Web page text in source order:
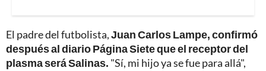
El padre del futbolista,Juan Carlos Lampe, confirmó
después al diario Página Siete que el receptor del
plasma será Salinas. "Sí, mi hijo ya se fue para allá",